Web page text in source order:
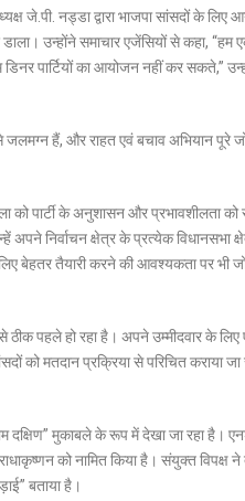
जे.पी. नड्डा द्वारा भाजपा सांसदों के
उन्होंने समाचार एजेंसियों से कहा,
पार्टियों का आयोजन नहीं कर सकते,”
जलमग्न हैं, और राहत एवं बचाव अभियान पूरे
को पार्टी के अनुशासन और प्रभावशीलता
निर्वाचन क्षेत्र के प्रत्येक विधानसभा
बेहतर तैयारी करने की आवश्यकता पर भी
ठीक पहले हो रहा है। अपने उम्मीदवार के
को मतदान प्रक्रिया से परिचित कराया
मुकाबले के रूप में देखा जा रहा है।
को नामित किया है। संयुक्त विपक्ष ने
बताया है।